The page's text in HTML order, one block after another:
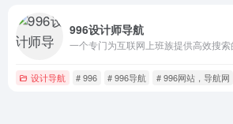
996设计师导航
设计导航 # 996 # 996导航 # 996网站，导航网